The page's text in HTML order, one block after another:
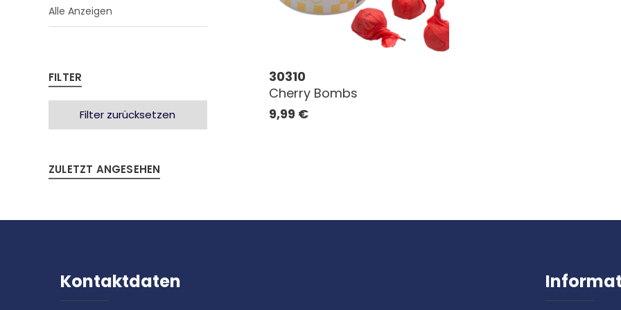
Alle Anzeigen
FILTER
Filter zurücksetzen
ZULETZT ANGESEHEN
30310
Cherry Bombs
9,99 €
Kontaktdaten